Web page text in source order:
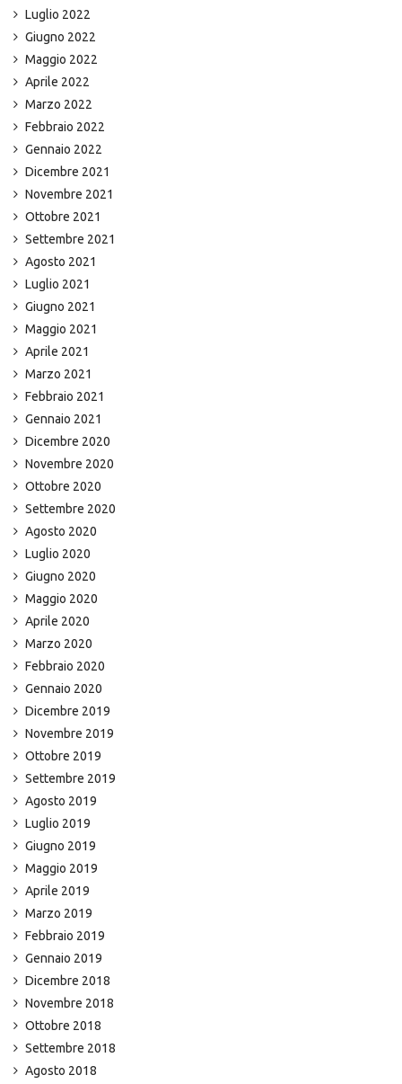
Luglio 2022
Giugno 2022
Maggio 2022
Aprile 2022
Marzo 2022
Febbraio 2022
Gennaio 2022
Dicembre 2021
Novembre 2021
Ottobre 2021
Settembre 2021
Agosto 2021
Luglio 2021
Giugno 2021
Maggio 2021
Aprile 2021
Marzo 2021
Febbraio 2021
Gennaio 2021
Dicembre 2020
Novembre 2020
Ottobre 2020
Settembre 2020
Agosto 2020
Luglio 2020
Giugno 2020
Maggio 2020
Aprile 2020
Marzo 2020
Febbraio 2020
Gennaio 2020
Dicembre 2019
Novembre 2019
Ottobre 2019
Settembre 2019
Agosto 2019
Luglio 2019
Giugno 2019
Maggio 2019
Aprile 2019
Marzo 2019
Febbraio 2019
Gennaio 2019
Dicembre 2018
Novembre 2018
Ottobre 2018
Settembre 2018
Agosto 2018